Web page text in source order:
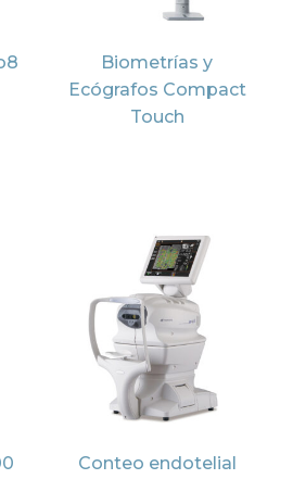
Biometrías y
Ecógrafos Compact
Touch
Conteo endotelial